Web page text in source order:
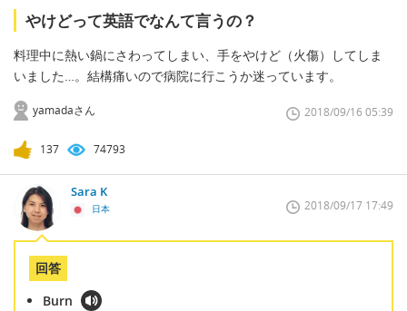
やけどって英語でなんて言うの？
料理中に熱い鍋にさわってしまい、手をやけど（火傷）してしま
いました…。結構痛いので病院に行こうか迷っています。
yamadaさん 2018/09/16 05:39
137 74793
Sara K
日本 2018/09/17 17:49
回答
Burn